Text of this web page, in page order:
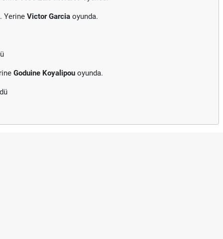
Yerine Victor Garcia oyunda.
Goduine Koyalipou oyunda.